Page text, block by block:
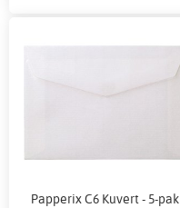
Papperix C6 Kuvert - 5-pak